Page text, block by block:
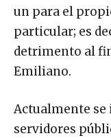
un para el
particular; es
detrimento al
Emiliano.
Actualmente se
servidores